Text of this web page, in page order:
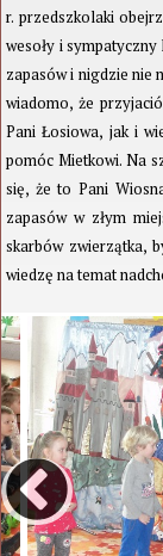
r. przedszkolaki
wesoły i
zapasów i nigdzie nie
wiadomo, że
Pani Łosiowa, jak i
pomóc Mietkowi. Na
się, że to Pani
zapasów w złym
skarbów zwierzątka,
wiedzę na temat